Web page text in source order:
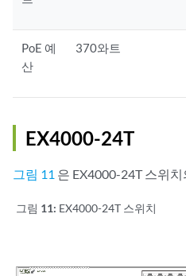
PoE 예
산
370와트
EX4000-24T
그림 11 은 EX4000-24T 스위
그림 11: EX4000-24T 스위치